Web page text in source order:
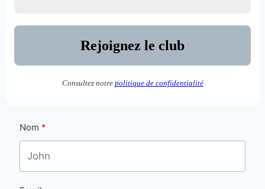
Consultez notre politique de confidentialité
Nom